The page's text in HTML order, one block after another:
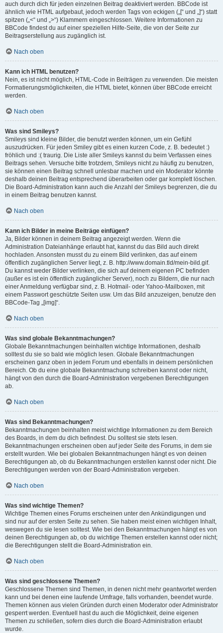
auch durch dich für jeden einzelnen Beitrag deaktiviert werden. BBCode ist
ähnlich wie HTML aufgebaut, jedoch werden Tags von eckigen („[“ und „]“) statt
spitzen („<“ und „>“) Klammern eingeschlossen. Weitere Informationen zu
BBCode findest du auf einer speziellen Hilfe-Seite, die von der Seite zur
Beitragserstellung aus zugänglich ist.
Nach oben
Kann ich HTML benutzen?
Nein, es ist nicht möglich, HTML-Code in Beiträgen zu verwenden. Die meisten
Formatierungsmöglichkeiten, die HTML bietet, können über BBCode erreicht
werden.
Nach oben
Was sind Smileys?
Smileys sind kleine Bilder, die benutzt werden können, um ein Gefühl
auszudrücken. Für jeden Smiley gibt es einen kurzen Code, z. B. bedeutet :)
fröhlich und :( traurig. Die Liste aller Smileys kannst du beim Verfassen eines
Beitrags sehen. Versuche bitte trotzdem, Smileys nicht zu häufig zu benutzen,
sie können einen Beitrag schnell unlesbar machen und ein Moderator könnte
deshalb deinen Beitrag entsprechend überarbeiten oder gar komplett löschen.
Die Board-Administration kann auch die Anzahl der Smileys begrenzen, die du
in einem Beitrag benutzen kannst.
Nach oben
Kann ich Bilder in meine Beiträge einfügen?
Ja, Bilder können in deinem Beitrag angezeigt werden. Wenn die
Administration Dateianhänge erlaubt hat, kannst du das Bild auch direkt
hochladen. Ansonsten musst du zu einem Bild verlinken, das auf einem
öffentlich zugänglichen Server liegt, z. B. http://www.domain.tld/mein-bild.gif.
Du kannst weder Bilder verlinken, die sich auf deinem eigenen PC befinden
(außer es ist ein öffentlich zugänglicher Server), noch zu Bildern, die nur nach
einer Anmeldung verfügbar sind, z. B. Hotmail- oder Yahoo-Mailboxen, mit
einem Passwort geschützte Seiten usw. Um das Bild anzuzeigen, benutze den
BBCode-Tag „[img]“.
Nach oben
Was sind globale Bekanntmachungen?
Globale Bekanntmachungen beinhalten wichtige Informationen, deshalb
solltest du sie so bald wie möglich lesen. Globale Bekanntmachungen
erscheinen ganz oben in jedem Forum und ebenfalls in deinem persönlichen
Bereich. Ob du eine globale Bekanntmachung schreiben kannst oder nicht,
hängt von den durch die Board-Administration vergebenen Berechtigungen
ab.
Nach oben
Was sind Bekanntmachungen?
Bekanntmachungen beinhalten meist wichtige Informationen zu dem Bereich
des Boards, in dem du dich befindest. Du solltest sie stets lesen.
Bekanntmachungen erscheinen oben auf jeder Seite des Forums, in dem sie
erstellt wurden. Wie bei globalen Bekanntmachungen hängt es von deinen
Berechtigungen ab, ob du Bekanntmachungen erstellen kannst oder nicht. Die
Berechtigungen werden von der Board-Administration vergeben.
Nach oben
Was sind wichtige Themen?
Wichtige Themen eines Forums erscheinen unter den Ankündigungen und
sind nur auf der ersten Seite zu sehen. Sie haben meist einen wichtigen Inhalt,
weswegen du sie lesen solltest. Wie bei den Bekanntmachungen hängt es von
deinen Berechtigungen ab, ob du wichtige Themen erstellen kannst oder nicht;
die Berechtigungen stellt die Board-Administration ein.
Nach oben
Was sind geschlossene Themen?
Geschlossene Themen sind Themen, in denen nicht mehr geantwortet werden
kann und bei denen eine laufende Umfrage, falls vorhanden, beendet wurde.
Themen können aus vielen Gründen durch einen Moderator oder Administrator
gesperrt werden. Eventuell hast du auch die Möglichkeit, deine eigenen
Themen zu schließen, sofern dies durch die Board-Administration erlaubt
wurde.